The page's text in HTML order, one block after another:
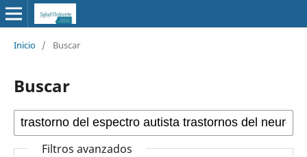
Inicio / Buscar
Buscar
Filtros avanzados